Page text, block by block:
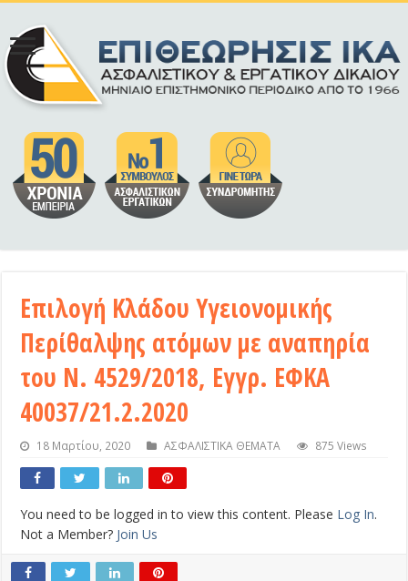
Επιλογή Κλάδου Υγειονομικής
Περίθαλψης ατόμων με αναπηρία
του Ν. 4529/2018, Εγγρ. ΕΦΚΑ
40037/21.2.2020
18 Μαρτίου, 2020 ΑΣΦΑΛΙΣΤΙΚΑ ΘΕΜΑΤΑ 875 Views
You need to be logged in to view this content. Please Log In.
Not a Member? Join Us